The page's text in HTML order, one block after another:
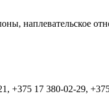
наплевательское
+375 17 380-02-29,